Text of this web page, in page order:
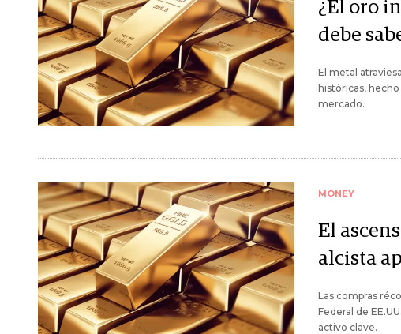
¿El oro
debe
El metal
históricas,
mercado.
MONEY
El
alcista
Las compras
Federal de
activo clave.